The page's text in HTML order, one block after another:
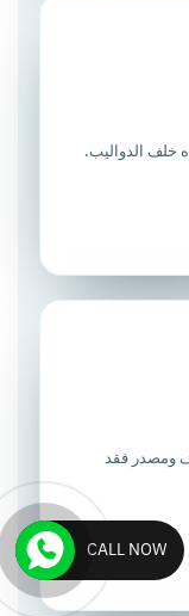
خلف الدواليب.
ومصدر فقد
CALL NOW